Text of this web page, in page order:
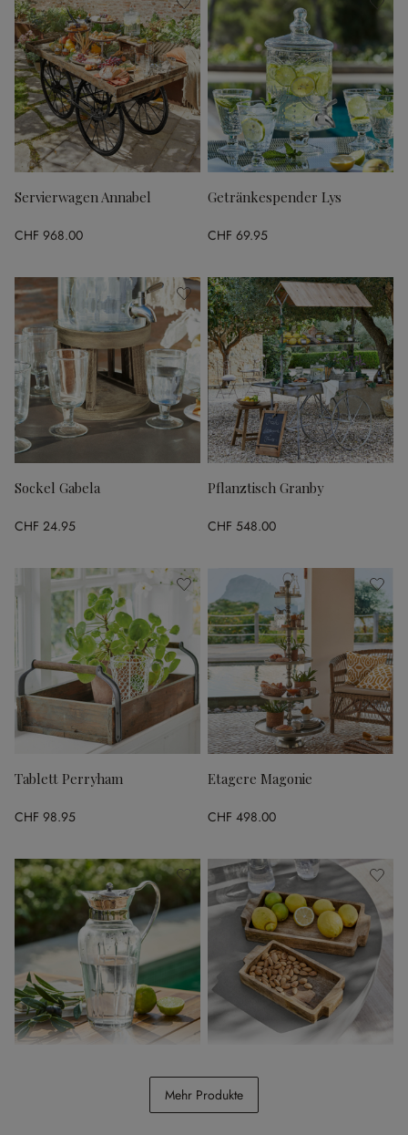
Servierwagen Annabel
CHF 968.00
Getränkespender Lys
CHF 69.95
Sockel Gabela
CHF 24.95
Pflanztisch Granby
CHF 548.00
Tablett Perryham
CHF 98.95
Etagere Magonie
CHF 498.00
CHF 48.95
Mehr Produkte